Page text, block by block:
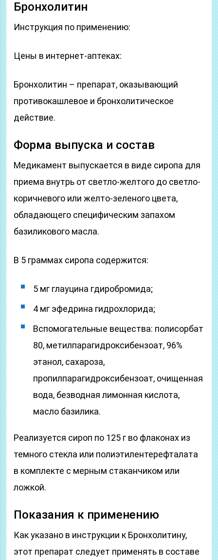
Бронхолитин
Инструкция по применению:
Цены в интернет-аптеках:
Бронхолитин – препарат, оказывающий
противокашлевое и бронхолитическое
действие.
Форма выпуска и состав
Медикамент выпускается в виде сиропа для
приема внутрь от светло-желтого до светло-
коричневого или желто-зеленого цвета,
обладающего специфическим запахом
базиликового масла.
В 5 граммах сиропа содержится:
5 мг глауцина гдиробромида;
4 мг эфедрина гидрохлорида;
Вспомогательные вещества: полисорбат
80, метилпарагидроксибензоат, 96%
этанол, сахароза,
пропилпарагидроксибензоат, очищенная
вода, безводная лимонная кислота,
масло базилика.
Реализуется сироп по 125 г во флаконах из
темного стекла или полиэтилентерефталата
в комплекте с мерным стаканчиком или
ложкой.
Показания к применению
Как указано в инструкции к Бронхолитину,
этот препарат следует применять в составе